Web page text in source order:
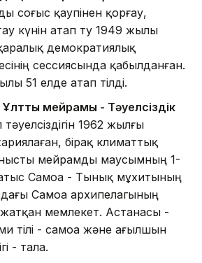
соғыс қаупінен қорғау,
күнін атап өту 1949 жылы
демократиялық
сессиясында қабылданған.
51 елде атап өтілді.
мейрамы - Тәуелсіздік
тәуелсіздігін 1962 жылғы
бірақ климаттық
мейрамды маусымның 1-
Самоа - Тынық мұхитының
Самоа архипелагының
жатқан мемлекет. Астанасы -
тілі - самоа және ағылшын
- тала.